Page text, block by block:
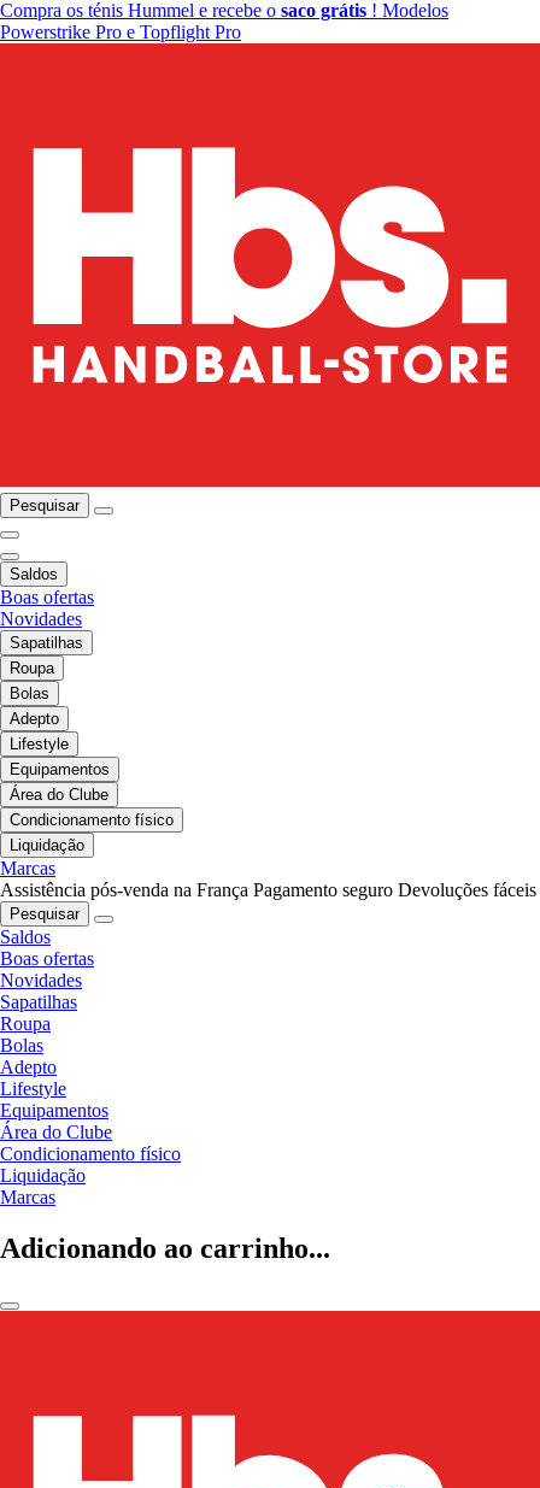
Compra os ténis Hummel e recebe o saco grátis ! Modelos
Powerstrike Pro e Topflight Pro
Pesquisar
Saldos
Boas ofertas
Novidades
Sapatilhas
Roupa
Bolas
Adepto
Lifestyle
Equipamentos
Área do Clube
Condicionamento físico
Liquidação
Marcas
Assistência pós-venda na França Pagamento seguro Devoluções fáceis
Pesquisar
Saldos
Boas ofertas
Novidades
Sapatilhas
Roupa
Bolas
Adepto
Lifestyle
Equipamentos
Área do Clube
Condicionamento físico
Liquidação
Marcas
Adicionando ao carrinho...